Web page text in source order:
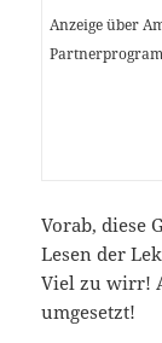
Anzeige über
Vorab, diese
Lesen der
Viel zu wirr!
umgesetzt!